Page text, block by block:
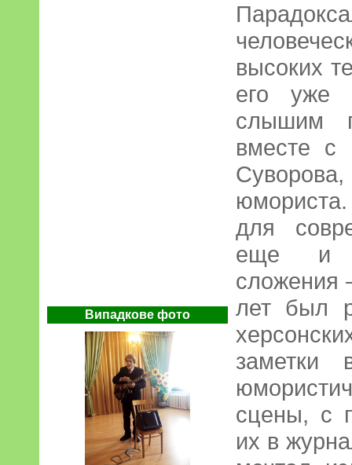
Випадкове фото
высоких
его уже
слышим
вместе с
для
еще и
сложения
лет был
заметки
сцены, с
их в